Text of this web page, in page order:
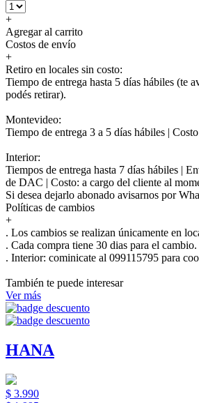
+
Agregar al carrito
Costos de envío
+
Retiro en locales sin costo:
Tiempo de entrega hasta 5 días hábiles (te
podés retirar).
Montevideo:
Tiempo de entrega 3 a 5 días hábiles |
Interior:
Tiempos de entrega hasta 7 días hábiles |
de DAC | Costo: a cargo del cliente al
Si desea dejarlo abonado avisarnos por
Políticas de cambios
+
. Los cambios se realizan únicamente en
. Cada compra tiene 30 dias para el cambio.
. Interior: cominicate al 099115795 para
También te puede interesar
Ver más
HANA
$ 3.990